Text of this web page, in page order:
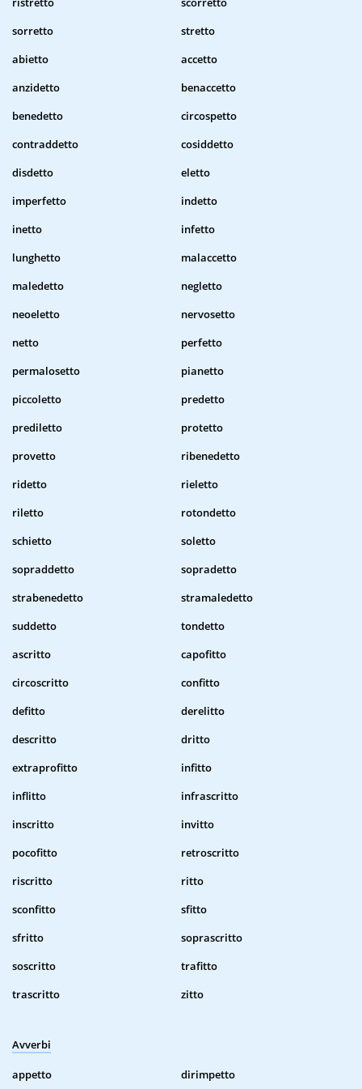
sorretto
stretto
abietto
accetto
anzidetto
benaccetto
benedetto
circospetto
contraddetto
cosiddetto
disdetto
eletto
imperfetto
indetto
inetto
infetto
lunghetto
malaccetto
maledetto
negletto
neoeletto
nervosetto
netto
perfetto
permalosetto
pianetto
piccoletto
predetto
prediletto
protetto
provetto
ribenedetto
ridetto
rieletto
riletto
rotondetto
schietto
soletto
sopraddetto
sopradetto
strabenedetto
stramaledetto
suddetto
tondetto
ascritto
capofitto
circoscritto
confitto
defitto
derelitto
descritto
dritto
extraprofitto
infitto
inflitto
infrascritto
inscritto
invitto
pocofitto
retroscritto
riscritto
ritto
sconfitto
sfitto
sfritto
soprascritto
soscritto
trafitto
trascritto
zitto
Avverbi
appetto
dirimpetto